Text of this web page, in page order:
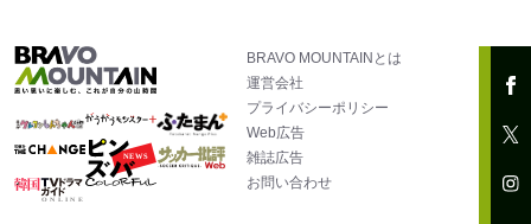
BRAVO MOUNTAINとは
運営会社
プライバシーポリシー
Web広告
雑誌広告
お問い合わせ